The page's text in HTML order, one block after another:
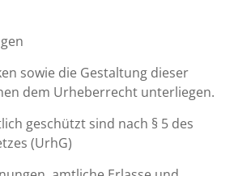
sowie die Gestaltung dieser
dem Urheberrecht unterliegen.
geschützt sind nach § 5 des
(UrhG)